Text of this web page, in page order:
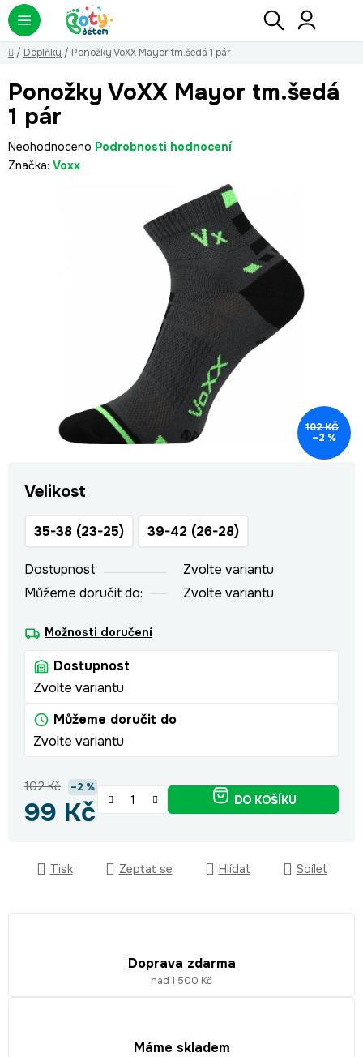
Přejít
na
obsah
Hledat
Domů
/ Doplňky / Ponožky VoXX Mayor tm.šedá 1 pár
Velikost
35-38 (23-25) 39-42 (26-28)
Dostupnost
Zvolte variantu
Můžeme doručit do:
Zvolte variantu
Možnosti doručení
Dostupnost
Zvolte variantu
Můžeme doručit do
Zvolte variantu
102 Kč –2 %
99 Kč DO KOŠÍKU
Tisk Zeptat se Hlídat Sdílet
Ponožky VoXX Mayor tm.šedá
1 pár
Průměrné
hodnocení
Neohodnoceno Podrobnosti hodnocení
Značka: Voxx
102 KČ
–2 %
Doprava zdarma
nad 1 500 Kč
Máme skladem